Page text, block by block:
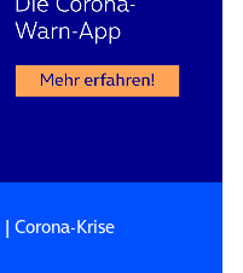
| Corona-Krise